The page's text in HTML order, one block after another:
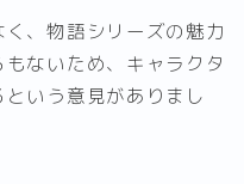
、物語シリーズの魅力
ないため、キャラクタ
いう意見がありまし